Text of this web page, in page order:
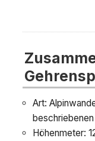
Art:
Höhenmeter: